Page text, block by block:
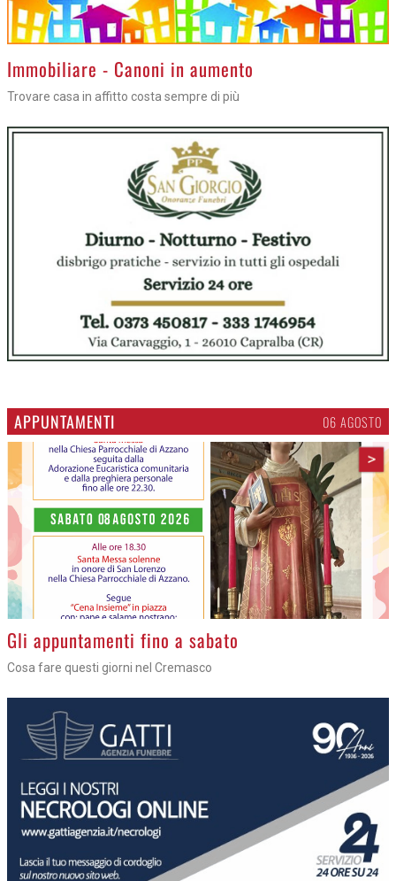
>Immobiliare - Canoni in aumento
Trovare casa in affitto costa sempre di più
APPUNTAMENTI 06 AGOSTO
>
Gli appuntamenti fino a sabato
Cosa fare questi giorni nel Cremasco